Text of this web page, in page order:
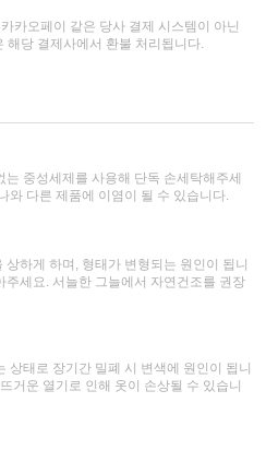
카오페이 같은 당사 결제 시스템이 아닌
당 결제사에서 환불 처리됩니다.
는 중성세제를 사용해 단독 손세탁해주세
와 다른 제품에 이염이 될 수 있습니다.
상하게 하며, 형태가 변형되는 원인이 됩니
주세요. 서늘한 그늘에서 자연건조를 권장
상태로 장기간 밀폐 시 변색에 원인이 됩니
거운 열기로 인해 옷이 손상될 수 있습니